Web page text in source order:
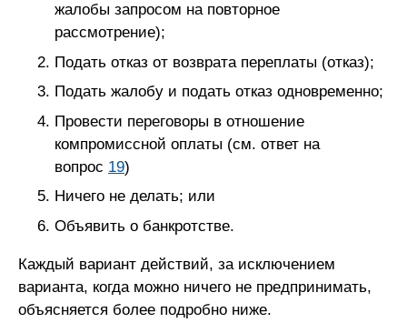
жалобы запросом на повторное
рассмотрение);
Подать отказ от возврата переплаты (отказ);
Подать жалобу и подать отказ одновременно;
Провести переговоры в отношение
компромиссной оплаты (см. ответ на
вопрос 19)
Ничего не делать; или
Объявить о банкротстве.
Каждый вариант действий, за исключением
варианта, когда можно ничего не предпринимать,
объясняется более подробно ниже.